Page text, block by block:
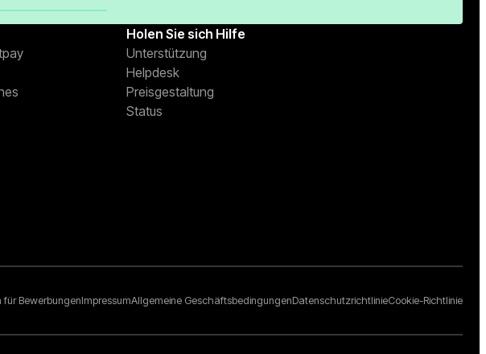
Holen Sie sich Hilfe
Unterstützung
Helpdesk
Preisgestaltung
Status
für BewerbungenImpressumAllgemeine GeschäftsbedingungenDatenschutzrichtlinieCookie-Richtlinie